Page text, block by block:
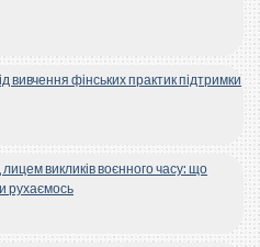
вивчення фінських практик підтримки
викликів воєнного часу: що
рухаємось